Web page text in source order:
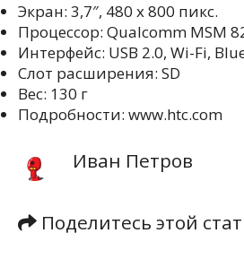
Экран: 3,7″, 480 х 800 пикс.
Процессор: Qualcomm MSM
Интерфейс: USB 2.0, Wi-Fi,
Слот расширения: SD
Вес: 130 г
Подробности: www.htc.com
Иван Петров
Поделитесь этой